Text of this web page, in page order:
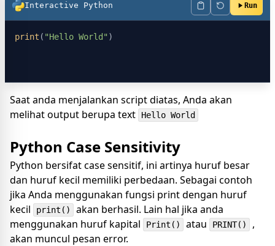
Interactive Python Run
print ( "Hello World"
Saat anda menjalankan script diatas, Anda akan
melihat output berupa text
Hello World
Python Case Sensitivity
Python bersifat case sensitif, ini artinya huruf besar
dan huruf kecil memiliki perbedaan. Sebagai contoh
jika Anda menggunakan fungsi print dengan huruf
kecil
print()
akan berhasil. Lain hal jika anda
menggunakan huruf kapital
Print() atau PRINT()
,
akan muncul pesan error.